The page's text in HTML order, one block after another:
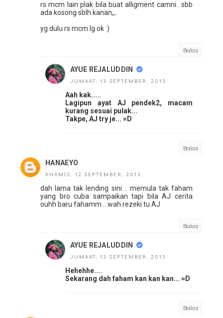
rs mcm lain plak bila buat alligment camni.. sbb
ada kosong sblh kanan,,..
yg dulu rs mcm lg ok :)
Balas
AYUE REJALUDDIN
JUMAAT, 13 SEPTEMBER, 2013
Aah kak.....
Lagipun ayat AJ pendek2, macam
kurang sesuai pulak...
Takpe, AJ try je... =D
Balas
HANAEYO
KHAMIS, 12 SEPTEMBER, 2013
dah lama tak lending sini .. memula tak faham
yang bro cuba sampaikan tapi bila AJ cerita
ouhh baru fahamm .. wah rezeki tu AJ
Balas
AYUE REJALUDDIN
JUMAAT, 13 SEPTEMBER, 2013
Hehehhe....
Sekarang dah faham kan kan kan... =D
Balas